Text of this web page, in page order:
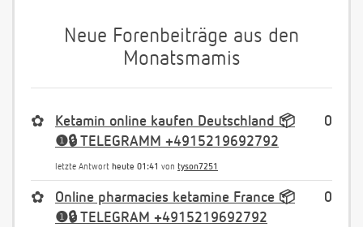
Neue Forenbeiträge aus den
Monatsmamis
0
✿
Ketamin online kaufen Deutschland 📦
❶🔒 TELEGRAMM +4915219692792
letzte Antwort heute 01:41 von tyson7251
0
✿
Online pharmacies ketamine France 📦
❶🔒 TELEGRAM +4915219692792